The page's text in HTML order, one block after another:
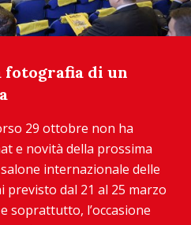
fotografia di un
29 ottobre non ha
e novità della prossima
internazionale delle
previsto dal 21 al 25 marzo
soprattutto, l’occasione